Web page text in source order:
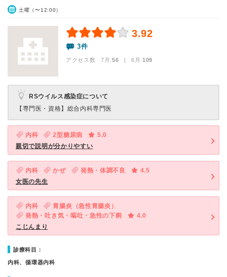
土曜（〜12:00）
3.92
3件
アクセス数 7月:56 | 6月:109
RSウイルス感染症について
【専門医・資格】 総合内科専門医
内科 2型糖尿病
5.0
親切で説明が分かりやすい
内科 かぜ 発熱・体調不良
4.5
女医の先生
内科
胃腸炎（急性胃腸炎）
発熱・吐き気・嘔吐・急性の下痢
4.0
こじんまり
診療科目：
内科、循環器内科